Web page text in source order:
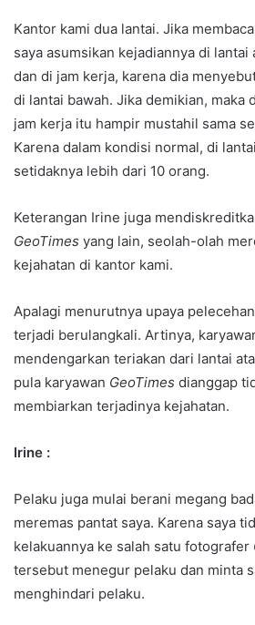
Kantor kami dua lantai. Jika
saya asumsikan kejadiannya di lantai
dan di jam kerja, karena dia
di lantai bawah. Jika demikian, maka
jam kerja itu hampir mustahil sama
Karena dalam kondisi normal, di
setidaknya lebih dari 10 orang.
Keterangan Irine juga
GeoTimes yang lain, seolah-olah
kejahatan di kantor kami.
Apalagi menurutnya upaya
terjadi berulangkali. Artinya,
mendengarkan teriakan dari lantai
pula karyawan GeoTimes dianggap
membiarkan terjadinya kejahatan.
Irine :
Pelaku juga mulai berani megang
meremas pantat saya. Karena saya
kelakuannya ke salah satu fotografer
tersebut menegur pelaku dan minta
menghindari pelaku.